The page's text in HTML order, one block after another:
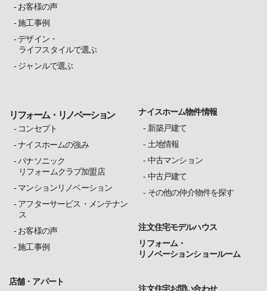
お客様の声
施工事例
デザイン・
ライフスタイルで選ぶ
ジャンルで選ぶ
リフォーム・リノベーション
コンセプト
ナイスホームの強み
パナソニック
リフォームクラブ加盟店
マンションリノベーション
アフターサービス・メンテナン
ス
お客様の声
施工事例
店舗・アパート
ナイスホーム物件情報
新築戸建て
土地情報
中古マンション
中古戸建て
その他の仲介物件を探す
注文住宅モデルハウス
リフォーム・
リノベーションショールーム
注文住宅お問い合わせ